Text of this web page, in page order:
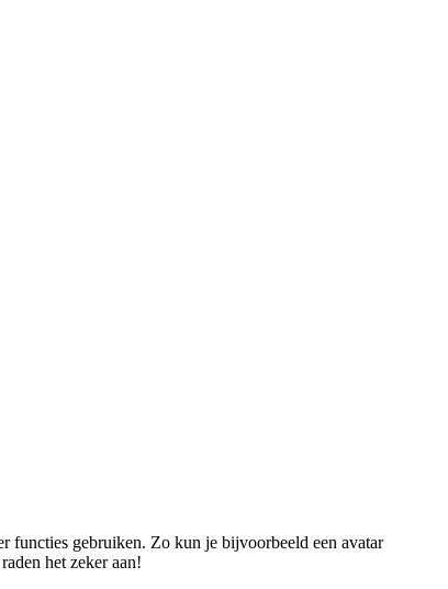
functies gebruiken. Zo kun je bijvoorbeeld een avatar
het zeker aan!